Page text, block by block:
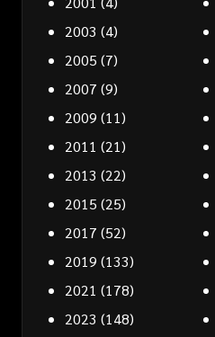
2003 (4)
2005 (7)
2007 (9)
2009 (11)
2011 (21)
2013 (22)
2015 (25)
2017 (52)
2019 (133)
2021 (178)
2023 (148)